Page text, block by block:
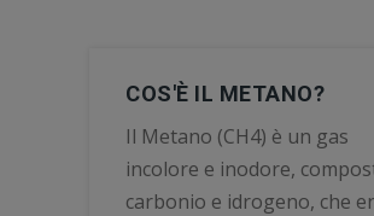
COS'È IL METANO?
Il Metano (CH4) è un gas
incolore e inodore,
carbonio e idrogeno, che